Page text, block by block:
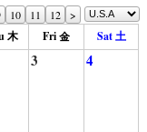
10 11 12 >
木 Fri 金 Sat 土
3 4